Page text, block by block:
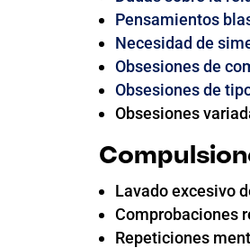
Pensamientos
Necesidad de
Obsesiones de
Obsesiones de
Obsesiones
Lavado excesivo
Comprobaciones
Repeticiones